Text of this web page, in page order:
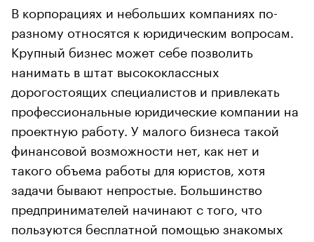
В корпорациях и небольших компаниях по-
разному относятся к юридическим вопросам.
Крупный бизнес может себе позволить
нанимать в штат высококлассных
дорогостоящих специалистов и привлекать
профессиональные юридические компании на
проектную работу. У малого бизнеса такой
финансовой возможности нет, как нет и
такого объема работы для юристов, хотя
задачи бывают непростые. Большинство
предпринимателей начинают с того, что
пользуются бесплатной помощью знакомых